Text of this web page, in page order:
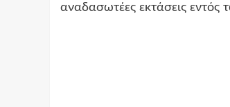
αναδασωτέες εκτάσεις